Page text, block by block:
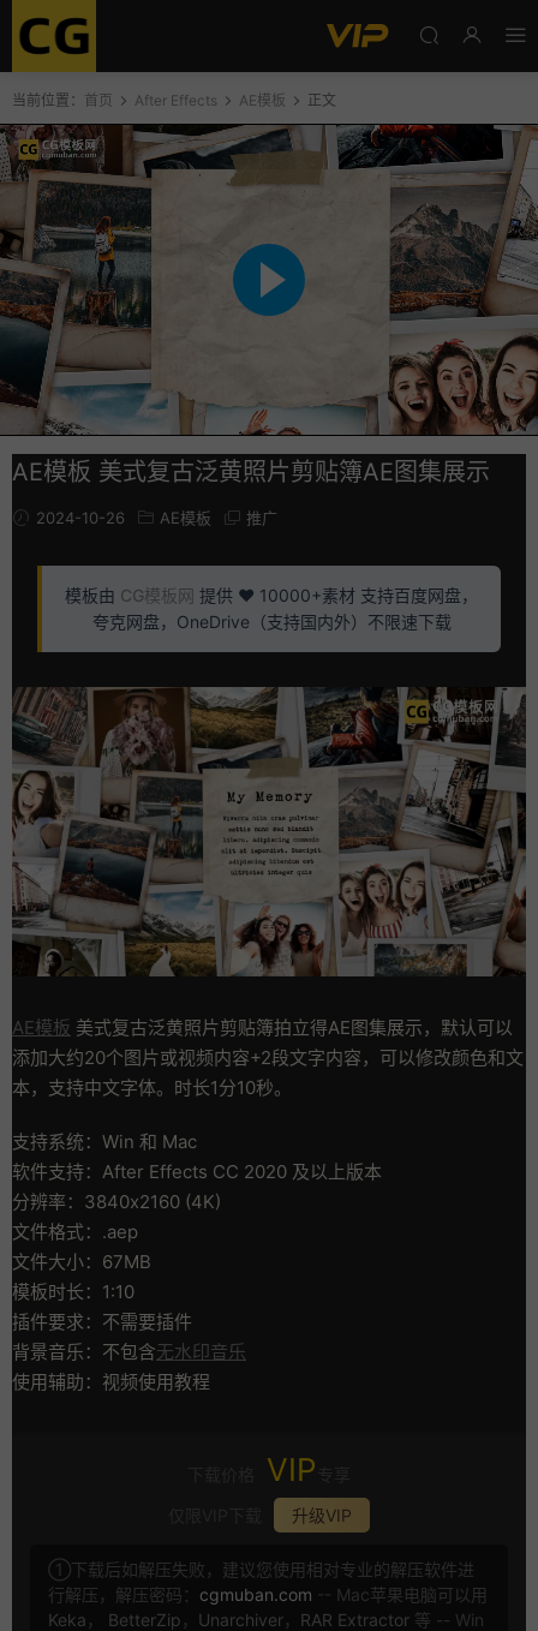
当前位置： 首页 After Effects AE模板 正文
AE模板 美式复古泛黄照片剪贴簿AE图集展示
2024-10-26 AE模板 推广
模板由 CG模板网 提供 ❤️ 10000+素材 支持百度网盘，
夸克网盘，OneDrive（支持国内外）不限速下载
AE模板 美式复古泛黄照片剪贴簿拍立得AE图集展示，默认可以
添加大约20个图片或视频内容+2段文字内容，可以修改颜色和文
本，支持中文字体。时长1分10秒。
支持系统：Win 和 Mac
软件支持：After Effects CC 2020 及以上版本
分辨率：3840x2160 (4K)
文件格式：.aep
文件大小：67MB
模板时长：1:10
插件要求：不需要插件
背景音乐：不包含无水印音乐
使用辅助：视频使用教程
VIP
升级VIP
①下载后如解压失败，建议您使用相对专业的解压软件进
行解压，解压密码： cgmuban.com -- Mac苹果电脑可以用
Keka ， BetterZip ， Unarchiver， RAR Extractor 等 -- Win